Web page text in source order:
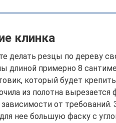
клинка
делать резцы по дереву
длиной примерно 8
который будет
из полотна
от
нее большую фаску с